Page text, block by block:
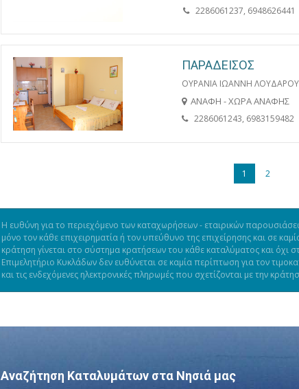
2286061237, 6948626441
ΠΑΡΑΔΕΙΣΟΣ
ΟΥΡΑΝΙΑ ΙΩΑΝΝΗ ΛΟΥΔΑΡΟΥ
ΑΝΑΦΗ - ΧΩΡΑ ΑΝΑΦΗΣ
2286061243, 6983159482
1 2
Η ευθύνη για το περιεχόμενο των καταχωρήσεων - εταιρικών
μόνο τον κάθε επιχειρηματία ή τον υπεύθυνο της επιχείρησης και σε
κράτηση γίνεται στο σύστημα κρατήσεων του κάθε καταλύματος και όχι
Επιμελητήριο Κυκλάδων δεν ευθύνεται σε καμία περίπτωση για τον
και τις ενδεχόμενες ηλεκτρονικές πληρωμές που σχετίζονται με την
Αναζήτηση Καταλυμάτων στα Νησιά μας